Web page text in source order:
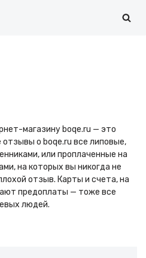
магазину boqe.ru — это
о boqe.ru все липовые,
или проплаченные на
на которых вы никогда не
отзыв. Карты и счета, на
предоплаты — тоже все
людей.